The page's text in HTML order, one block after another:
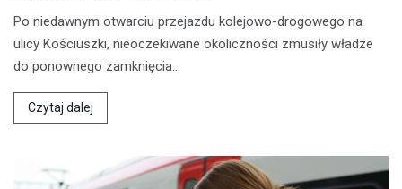
Po niedawnym otwarciu przejazdu kolejowo-drogowego na
ulicy Kościuszki, nieoczekiwane okoliczności zmusiły władze
do ponownego zamknięcia…
Czytaj dalej